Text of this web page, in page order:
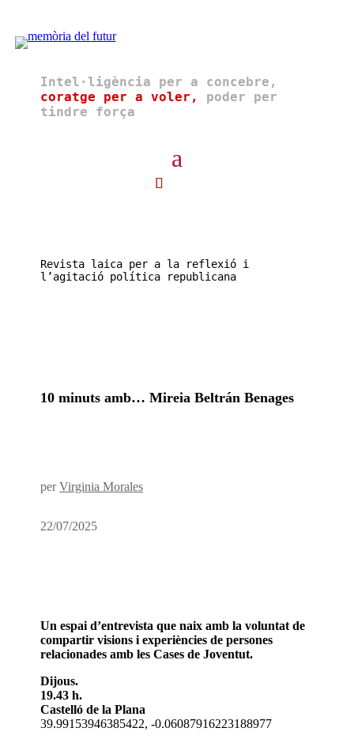
Intel·ligència per a concebre,
coratge per a voler,
poder per
tindre força
Revista laica per a la reflexió i
l’agitació política republicana
10 minuts amb… Mireia Beltrán Benages
perVirginia Morales
22/07/2025
Un espai d’entrevista que naix amb la voluntat de
compartir visions i experiències de persones
relacionades amb les Cases de Joventut.
Dijous.
19.43 h.
Castelló de la Plana
39.99153946385422, -0.06087916223188977